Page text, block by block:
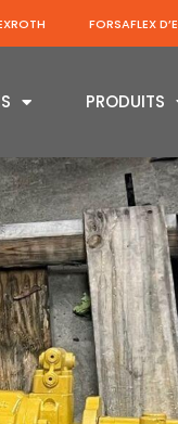
FORSAFLEX
PRODUITS